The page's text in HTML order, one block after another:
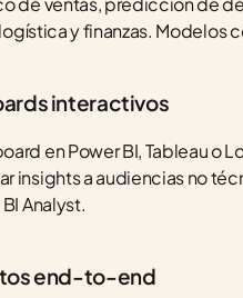
y finanzas. Modelos
interactivos
en Power BI, Tableau
insights a audiencias no
Analyst.
end-to-end